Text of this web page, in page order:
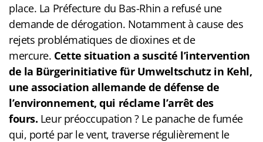
place. La Préfecture du Bas-Rhin a refusé une
demande de dérogation. Notamment à cause des
rejets problématiques de dioxines et de
mercure. Cette situation a suscité l’intervention
de la Bürgerinitiative für Umweltschutz in Kehl,
une association allemande de défense de
l’environnement, qui réclame l’arrêt des
fours. Leur préoccupation ? Le panache de fumée
qui, porté par le vent, traverse régulièrement le